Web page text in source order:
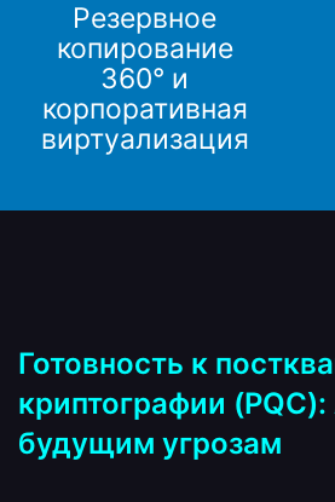
Резервное
копирование
360° и
корпоративная
виртуализация
Готовность к
криптографии (PQC):
будущим угрозам